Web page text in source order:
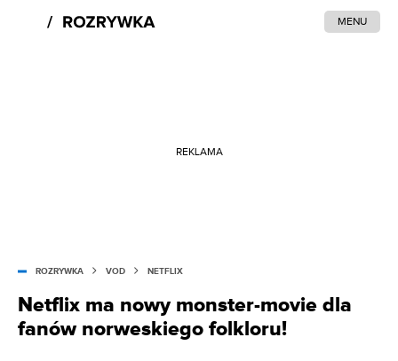
MENU
REKLAMA
ROZRYWKA VOD NETFLIX
Netflix ma nowy monster-movie dla
fanów norweskiego folkloru!